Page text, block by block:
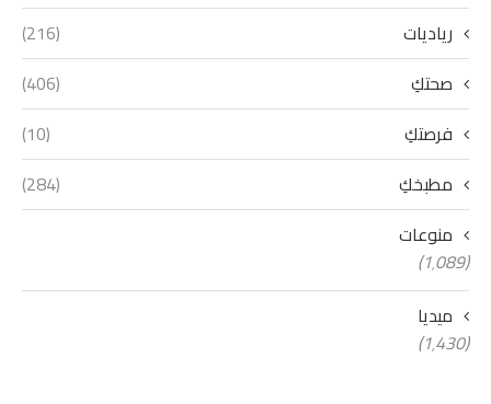
رياديات
(216)
صحتكِ
(406)
فرصتكِ
(10)
مطبخكِ
(284)
منوعات
(1٬089)
ميديا
(1٬430)